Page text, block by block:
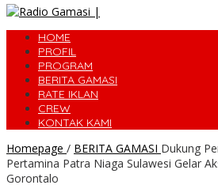
HOME
PROFIL
PROGRAM
BERITA GAMASI
RATE IKLAN
CREW
KONTAK KAMI
Homepage / BERITA GAMASI Dukung
Pertamina Patra Niaga Sulawesi Gelar
Gorontalo